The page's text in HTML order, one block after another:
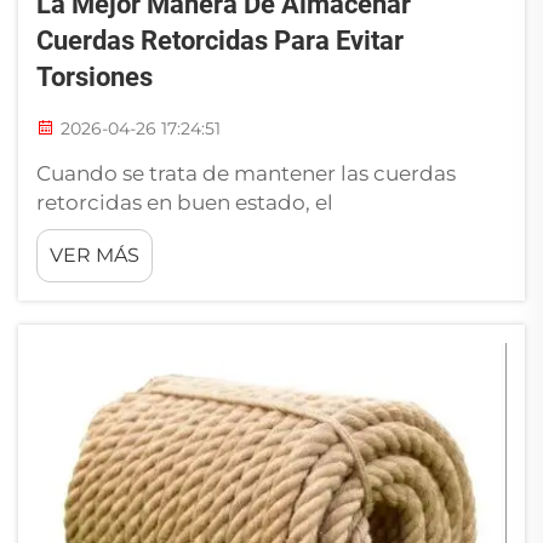
Cuerdas Retorcidas Para Evitar
Torsiones
2026-04-26 17:24:51
Cuando se trata de mantener las cuerdas
retorcidas en buen estado, el
almacenamiento adecuado es realmente
importante. Si no las almacena
correctamente, adquieren torsiones y nudos
cuerda. Aquí, en RIO...
VER MÁS